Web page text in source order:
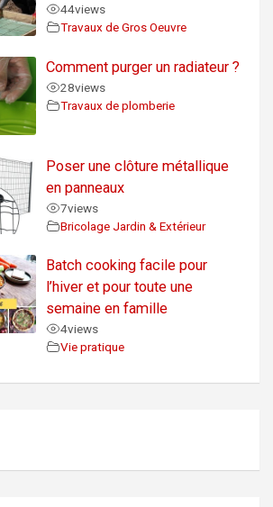
44views
Travaux de Gros Oeuvre
Comment purger un radiateur ?
28views
Travaux de plomberie
Poser une clôture métallique
en panneaux
7views
Bricolage Jardin & Extérieur
Batch cooking facile pour
l’hiver et pour toute une
semaine en famille
4views
Vie pratique